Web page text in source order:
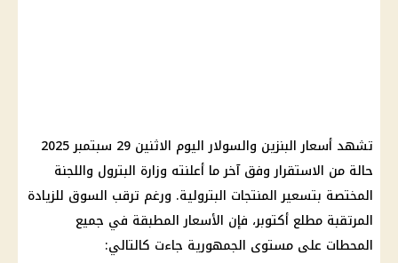
تشهد أسعار البنزين والسولار اليوم الاثنين 29 سبتمبر 2025
حالة من الاستقرار وفق آخر ما أعلنته وزارة البترول واللجنة
المختصة بتسعير المنتجات البترولية. ورغم ترقب السوق للزيادة
المرتقبة مطلع أكتوبر، فإن الأسعار المطبقة في جميع
المحطات على مستوى الجمهورية جاءت كالتالي: